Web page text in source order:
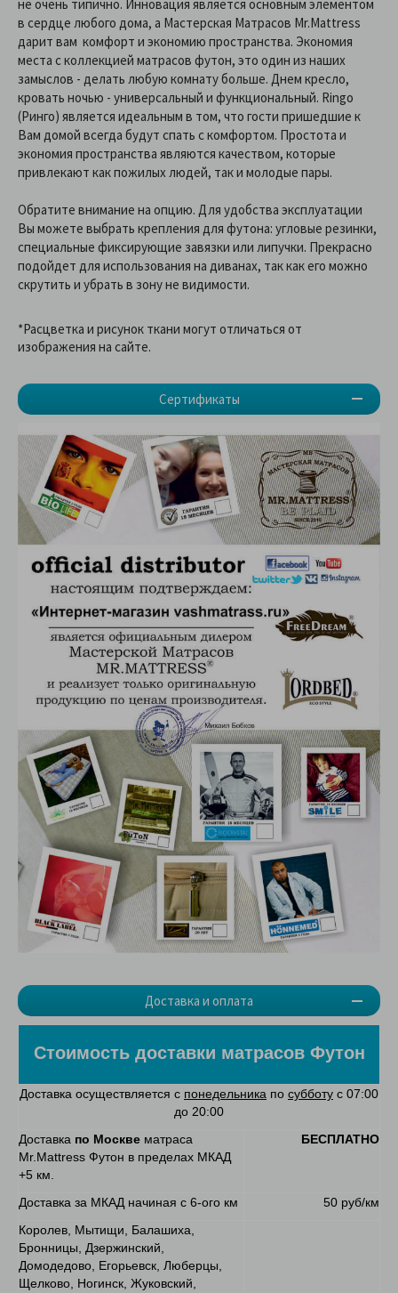
Сертификаты
Доставка и оплата
не очень типично. Инновация является основным элементом
в сердце любого дома, а Мастерская Матрасов Mr.Mattress
дарит вам комфорт и экономию пространства. Экономия
места с коллекцией матрасов футон, это один из наших
замыслов - делать любую комнату больше. Днем кресло,
кровать ночью - универсальный и функциональный. Ringo
(Ринго) является идеальным в том, что гости пришедшие к
Вам домой всегда будут спать с комфортом. Простота и
экономия пространства являются качеством, которые
привлекают как пожилых людей, так и молодые пары.
Обратите внимание на опцию. Для удобства эксплуатации
Вы можете выбрать крепления для футона: угловые резинки,
специальные фиксирующие завязки или липучки. Прекрасно
подойдет для использования на диванах, так как его можно
скрутить и убрать в зону не видимости.
*Расцветка и рисунок ткани могут отличаться от
изображения на сайте.
Стоимость доставки матрасов Футон
Доставка осуществляется с понедельника по субботу с 07:00
до 20:00
Доставка по Москве матраса
Mr.Mattress Футон в пределах МКАД
+5 км.
БЕСПЛАТНО
Доставка за МКАД начиная с 6-ого км
50 руб/км
Королев, Мытищи, Балашиха,
Бронницы, Дзержинский,
Домодедово, Егорьевск, Люберцы,
Щелково, Ногинск, Жуковский,